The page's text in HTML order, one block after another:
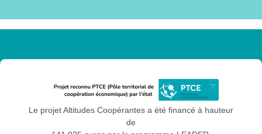
Le projet Altitudes Coopérantes a été financé à hauteur
de